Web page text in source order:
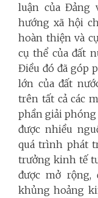
luận của
hướng xã hội
hoàn thiện và
cụ thể của đất
Điều đó đã góp
lớn của đất
trên tất cả các
phần giải
được nhiều
quá trình phát
trưởng kinh tế
được mở
khủng hoảng